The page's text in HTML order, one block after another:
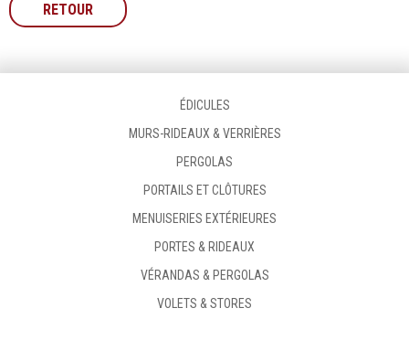
RETOUR
ÉDICULES
MURS-RIDEAUX & VERRIÈRES
PERGOLAS
PORTAILS ET CLÔTURES
MENUISERIES EXTÉRIEURES
PORTES & RIDEAUX
VÉRANDAS & PERGOLAS
VOLETS & STORES